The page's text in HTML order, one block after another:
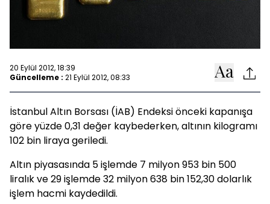
20 Eylül 2012, 18:39
Güncelleme : 21 Eylül 2012, 08:33
İstanbul Altın Borsası (İAB) Endeksi önceki kapanışa
göre yüzde 0,31 değer kaybederken, altının kilogramı
102 bin liraya geriledi.
Altın piyasasında 5 işlemde 7 milyon 953 bin 500
liralık ve 29 işlemde 32 milyon 638 bin 152,30 dolarlık
işlem hacmi kaydedildi.